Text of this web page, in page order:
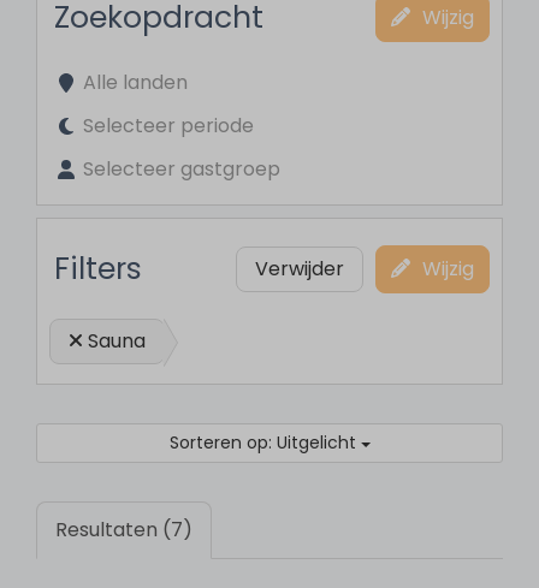
Zoekopdracht Wijzig
Alle landen
Selecteer periode
Selecteer gastgroep
Filters Verwijder Wijzig
Sauna
Sorteren op: Uitgelicht
Resultaten (7)